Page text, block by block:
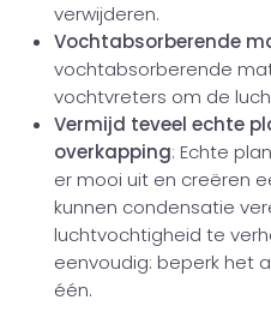
verwijderen.
Vochtabsorberende
vochtabsorberende
vochtvreters om de
Vermijd teveel echte
overkapping: Echte
er mooi uit en creëren
kunnen condensatie
luchtvochtigheid te
eenvoudig: beperk het
één.